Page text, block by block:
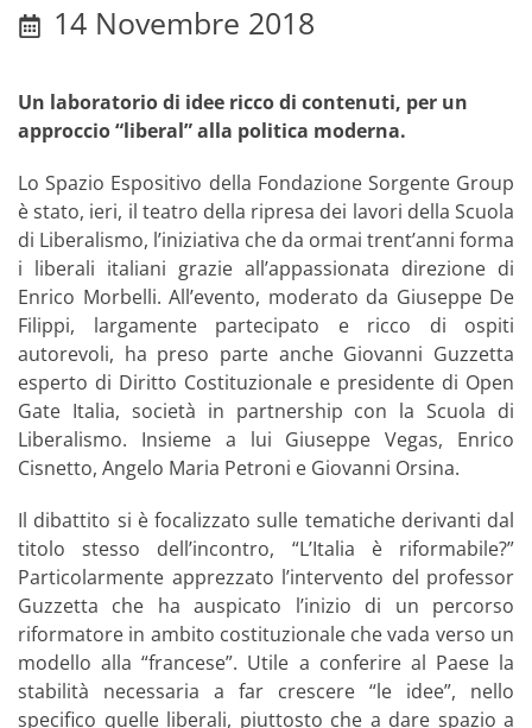
14 Novembre 2018
Un laboratorio di idee ricco di contenuti, per un
approccio “liberal” alla politica moderna.
Lo Spazio Espositivo della Fondazione Sorgente Group
è stato, ieri, il teatro della ripresa dei lavori della Scuola
di Liberalismo, l’iniziativa che da ormai trent’anni forma
i liberali italiani grazie all’appassionata direzione di
Enrico Morbelli. All’evento, moderato da Giuseppe De
Filippi, largamente partecipato e ricco di ospiti
autorevoli, ha preso parte anche Giovanni Guzzetta
esperto di Diritto Costituzionale e presidente di Open
Gate Italia, società in partnership con la Scuola di
Liberalismo. Insieme a lui Giuseppe Vegas, Enrico
Cisnetto, Angelo Maria Petroni e Giovanni Orsina.
Il dibattito si è focalizzato sulle tematiche derivanti dal
titolo stesso dell’incontro, “L’Italia è riformabile?”
Particolarmente apprezzato l’intervento del professor
Guzzetta che ha auspicato l’inizio di un percorso
riformatore in ambito costituzionale che vada verso un
modello alla “francese”. Utile a conferire al Paese la
stabilità necessaria a far crescere “le idee”, nello
specifico quelle liberali, piuttosto che a dare spazio a